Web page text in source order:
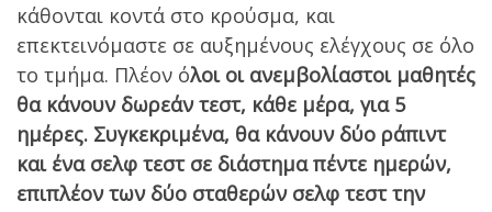
κάθονται κοντά στο κρούσμα, και
επεκτεινόμαστε σε αυξημένους ελέγχους σε όλο
το τμήμα. Πλέον όλοι οι ανεμβολίαστοι μαθητές
θα κάνουν δωρεάν τεστ, κάθε μέρα, για 5
ημέρες. Συγκεκριμένα, θα κάνουν δύο ράπιντ
και ένα σελφ τεστ σε διάστημα πέντε ημερών,
επιπλέον των δύο σταθερών σελφ τεστ την